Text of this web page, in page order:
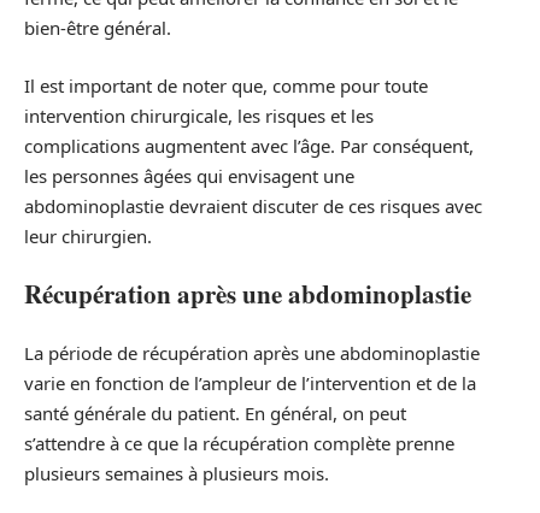
bien-être général.
Il est important de noter que, comme pour toute
intervention chirurgicale, les risques et les
complications augmentent avec l’âge. Par conséquent,
les personnes âgées qui envisagent une
abdominoplastie devraient discuter de ces risques avec
leur chirurgien.
Récupération après une abdominoplastie
La période de récupération après une abdominoplastie
varie en fonction de l’ampleur de l’intervention et de la
santé générale du patient. En général, on peut
s’attendre à ce que la récupération complète prenne
plusieurs semaines à plusieurs mois.